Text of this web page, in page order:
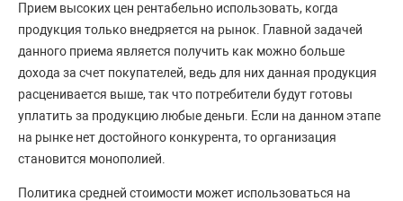
Прием высоких цен рентабельно использовать, когда
продукция только внедряется на рынок. Главной задачей
данного приема является получить как можно больше
дохода за счет покупателей, ведь для них данная продукция
расценивается выше, так что потребители будут готовы
уплатить за продукцию любые деньги. Если на данном этапе
на рынке нет достойного конкурента, то организация
становится монополией.
Политика средней стоимости может использоваться на